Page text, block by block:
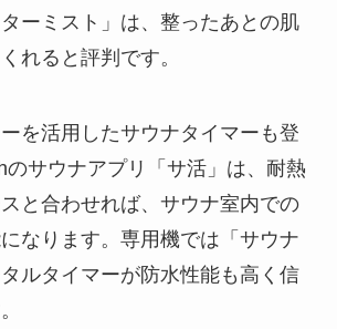
ーミスト」は、整ったあとの肌
れると評判です。
を活用したサウナタイマーも登
のサウナアプリ「サ活」は、耐熱
と合わせれば、サウナ室内での
なります。専用機では「サウナ
ルタイマーが防水性能も高く信